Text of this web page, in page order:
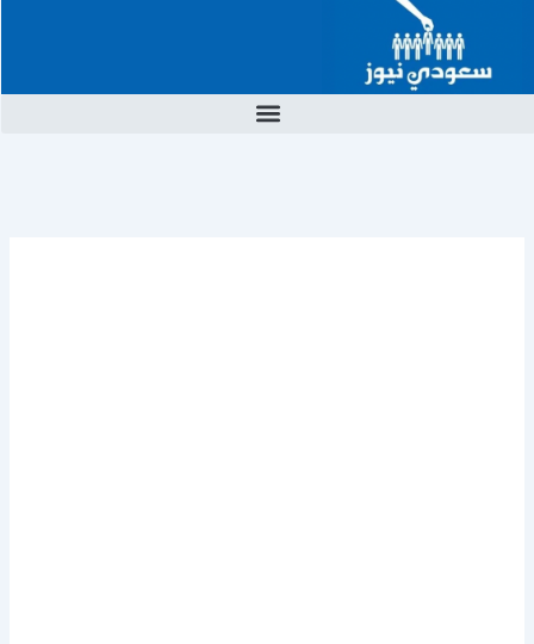
المحتوى